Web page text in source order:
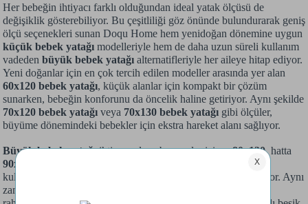
Her bebeğin ihtiyacı farklı olduğundan ideal yatak ölçüsü de
değişiklik gösterebiliyor. Bu çeşitliliği göz önünde bulundurarak geniş
ölçü seçenekleri sunan Doqu Home hem yenidoğan dönemine uygun
küçük bebek yatağı modelleriyle hem de daha uzun süreli kullanım
vadeden büyük bebek yatağı alternatifleriyle her aileye hitap ediyor.
Yeni doğanlar için en çok tercih edilen modeller arasında yer alan
60x120 bebek yatağı, küçük alanlar için kompakt bir çözüm
sunarken, bebeğin konforunu da öncelik haline getiriyor. Aynı şekilde
70x120 bebek yatağı veya 70x130 bebek yatağı gibi ölçüler,
büyüme dönemindeki bebekler için ekstra hareket alanı sağlıyor.
Büyük bebek yatağıihtiyacı olan ebeveynler içinse80x130, hatta
90x130 bebek yatağı
gibi alternatifler mevcut. Uzun ömürlü
kullanım sunan modeller geniş iç hacimleriyle de dikkat çekiyor. Aynı
zamanda bu ölçüler bebeklikten çocukluğa geçiş sürecinde de